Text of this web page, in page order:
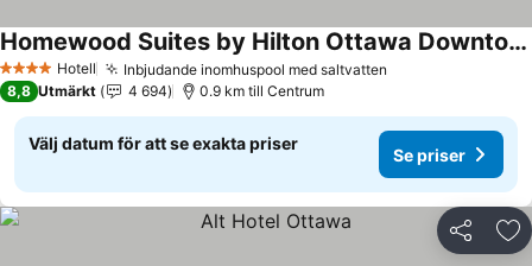
4 StjärnorHotell Inbjudande inomhuspool med saltvatten
Homewood Suites by Hilton Ottawa Downtown
8,8 Utmärkt 4 694 0.9 km till Centrum
Välj datum för att se exakta priser
Se priser
Dela